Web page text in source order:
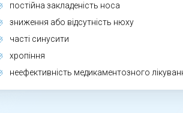
відновити носове дихання,
лікарні гарантує безпеку та
постійна закладеність носа
зниження або відсутність нюху
часті синусити
хропіння
неефективність медикаментозного